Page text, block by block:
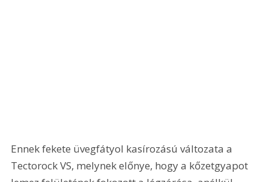
Ennek fekete üvegfátyol kasírozású változata a
Tectorock VS, melynek előnye, hogy a kőzetgyapot